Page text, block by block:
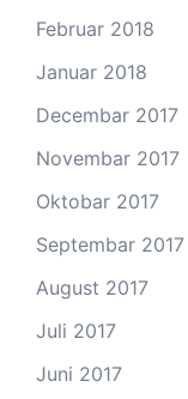
Februar 2018
Januar 2018
Decembar 2017
Novembar 2017
Oktobar 2017
Septembar 2017
August 2017
Juli 2017
Juni 2017